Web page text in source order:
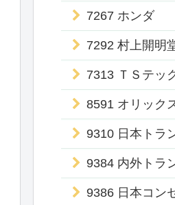
7267 ホンダ
7292 村上開明
7313 ＴＳテッ
8591 オリック
9310 日本トラ
9384 内外トラ
9386 日本コン